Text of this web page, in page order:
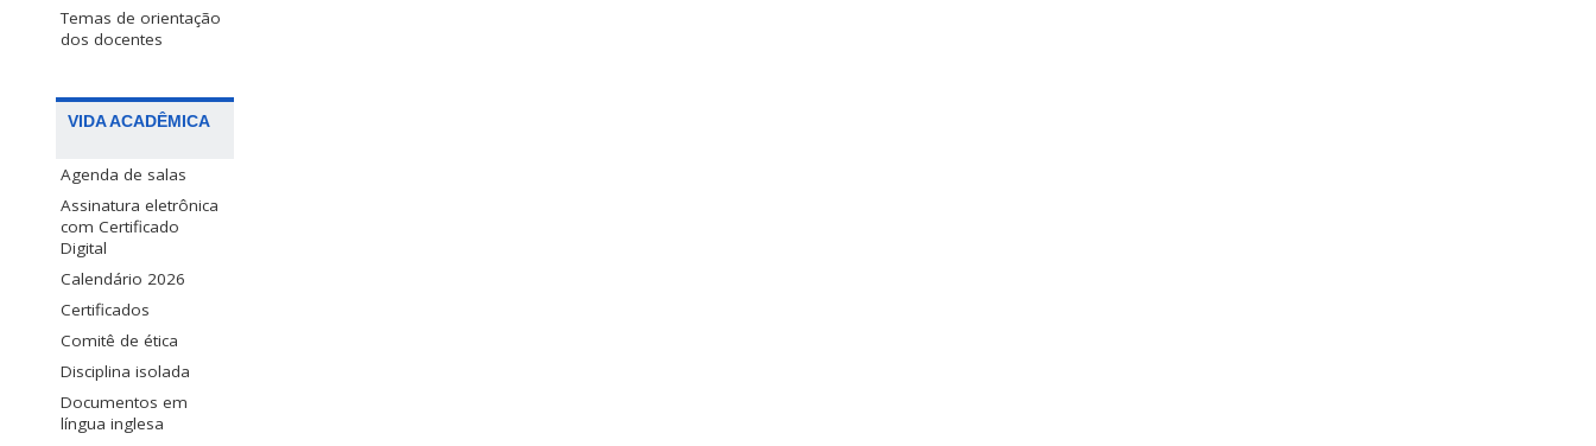
Temas de orientação
dos docentes
VIDA ACADÊMICA
Agenda de salas
Assinatura eletrônica
com Certificado
Digital
Calendário 2026
Certificados
Comitê de ética
Disciplina isolada
Documentos em
língua inglesa